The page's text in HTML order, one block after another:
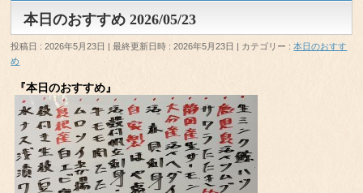
本日のおすすめ 2026/05/23
投稿日 : 2026年5月23日 最終更新日時 : 2026年5月23日 カテゴリー :本日のおすす
め
『本日のおすすめ』